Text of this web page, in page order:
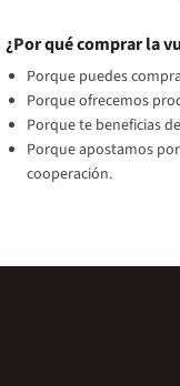
¿Por qué comprar la
Porque puedes
Porque ofrecemos
Porque te beneficias
Porque apostamos
cooperación.